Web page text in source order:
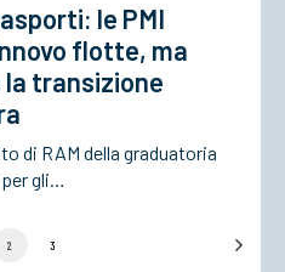
le PMI
flotte, ma
la transizione
di RAM della graduatoria
gli…
2 3